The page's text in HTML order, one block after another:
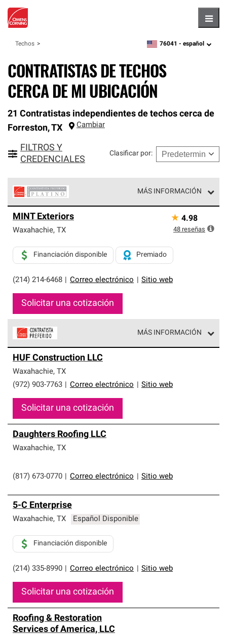
Techos zipcode, language
76041 - español
CONTRATISTAS DE TECHOS
CERCA DE MI UBICACIÓN
21 Contratistas independientes de techos cerca de
Forreston,TX Cambiar
FILTROS Y
CREDENCIALES
Clasificar por:
MÁS INFORMACIÓN
Corning constituyen el nivel superior de nuestra red
exclusiva y cumplen con estándares estrictos de
Solo ellos pueden ofrecer nuestra mejor garantía de
sistemas de techos.
MINT Exteriors
Waxahachie, TX
(214) 214-6468 Correo electrónico Sitio web
Financiación disponible Premiado
Solicitar una cotización
★ 4.98
48 reseñas
MÁS INFORMACIÓN
parte de una red exclusiva de profesionales de techos
que cumplen con altos estándares y requisitos estrictos
de profesionalismo y confiabilidad.
HUF Construction LLC
Waxahachie, TX
(972) 903-7763
Correo electrónico Sitio web
Solicitar una cotización
Daughters Roofing LLC
Waxahachie, TX
(817) 673-0770 Correo electrónico Sitio web
5-C Enterprise
Waxahachie, TX Español Disponible
(214) 335-8990 Correo electrónico Sitio web
Financiación disponible
Solicitar una cotización
Roofing & Restoration
Services of America, LLC